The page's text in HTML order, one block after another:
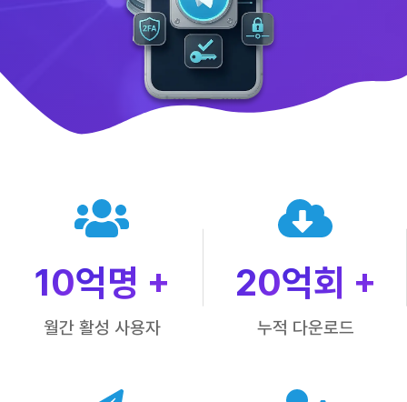
텔레그램 글로벌 이용 통계
10억명 +
월간 활성 사용자
20억회 +
누적 다운로드